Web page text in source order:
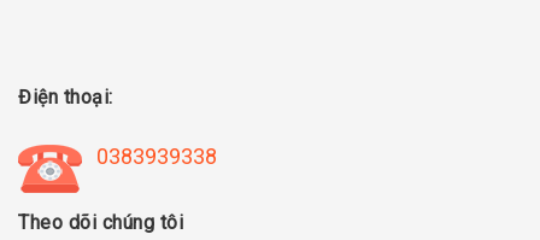
Điện thoại:
0383939338
Theo dõi chúng tôi